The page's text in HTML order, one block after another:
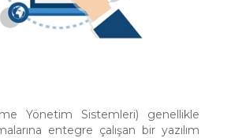
Yönetim Sistemleri) genellikle
entegre çalışan bir yazılım